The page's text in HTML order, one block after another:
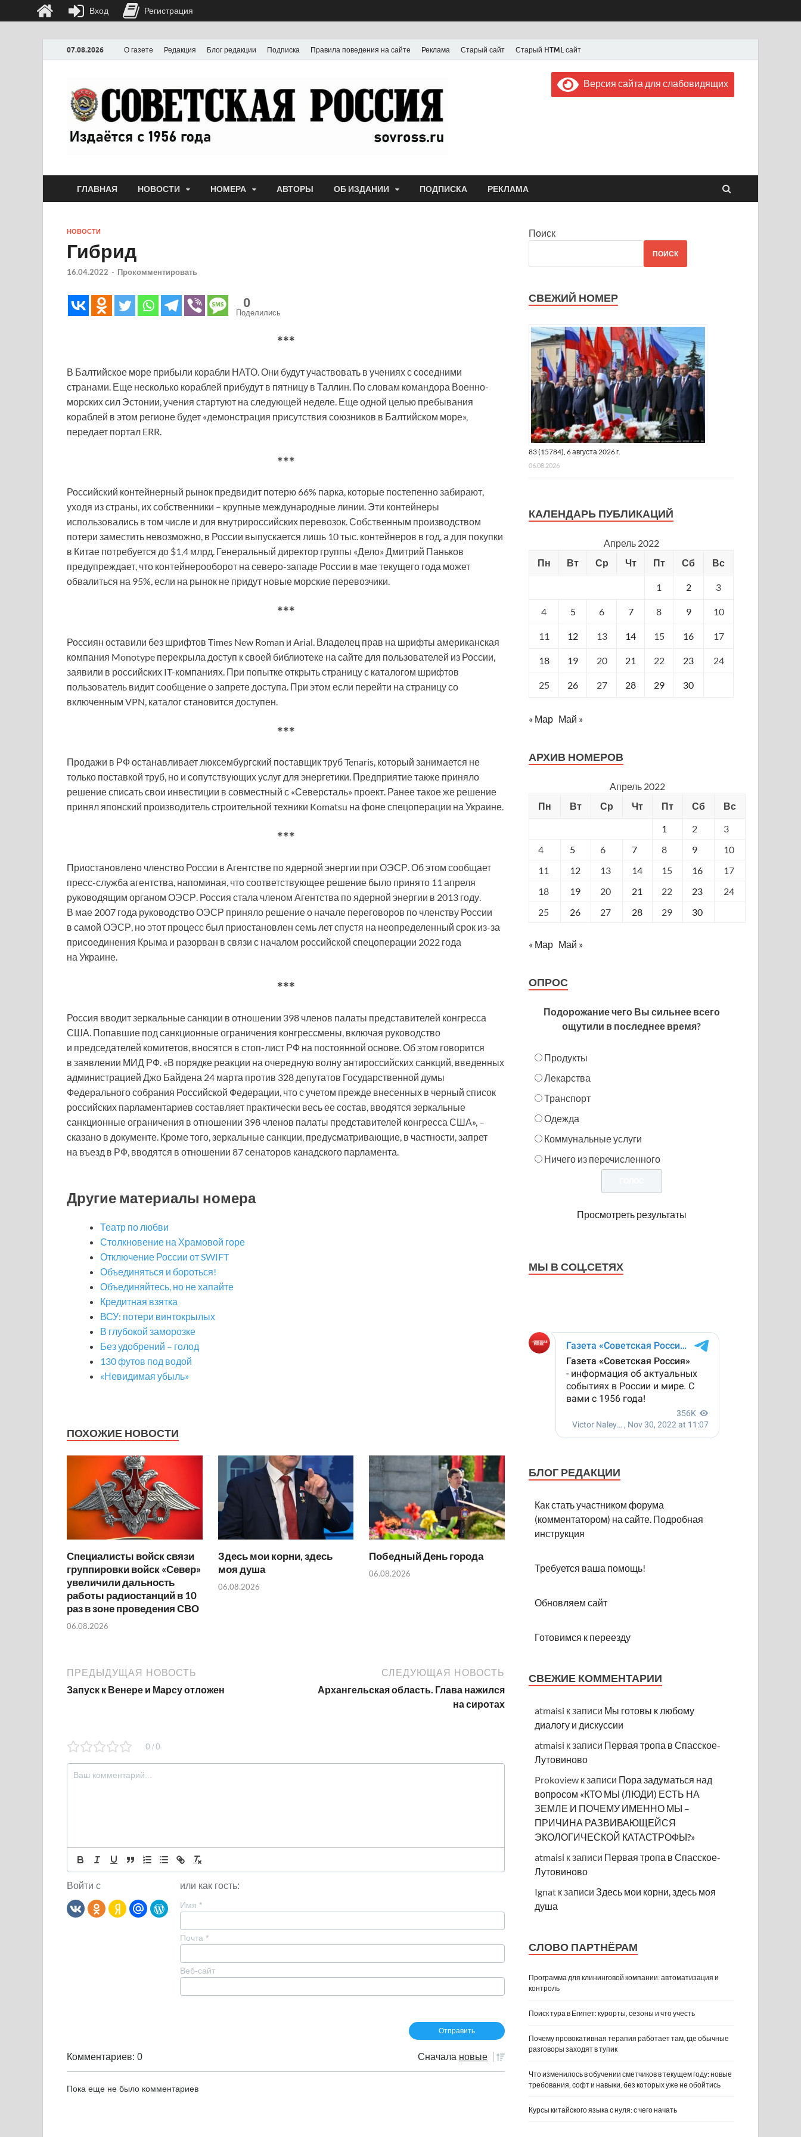
07.08.2026 О газете Редакция Блог редакции Подписка Правила поведения на сайте Реклама Старый сайт Старый HTML сайт
Газета "Советская Россия"
Выпускается с июля 1956 года
Версия сайта для слабовидящих
ГЛАВНАЯ НОВОСТИ НОМЕРА АВТОРЫ ОБ ИЗДАНИИ ПОДПИСКА РЕКЛАМА
НОВОСТИ
Гибрид
16.04.2022 - Прокомментировать
0
Поделились
***
В Балтийское море прибыли корабли НАТО. Они будут участвовать в учениях с соседними
странами. Еще несколько кораблей прибудут в пятницу в Таллин. По словам командора Военно-
морских сил Эстонии, учения стартуют на следующей неделе. Еще одной целью пребывания
кораблей в этом регионе будет «демонстрация присутствия союзников в Балтийском море»,
передает портал ERR.
***
Российский контейнерный рынок предвидит потерю 66% парка, которые постепенно забирают,
уходя из страны, их собственники – крупные международные линии. Эти контейнеры
использовались в том числе и для внутрироссийских перевозок. Собственным производством
потери заместить невозможно, в России выпускается лишь 10 тыс. контейнеров в год, а для покупки
в Китае потребуется до $1,4 млрд. Генеральный директор группы «Дело» Дмитрий Паньков
предупреждает, что контейнерооборот на северо-западе России в мае текущего года может
обвалиться на 95%, если на рынок не придут новые морские перевозчики.
***
Россиян оставили без шрифтов Times New Roman и Arial. Владелец прав на шрифты американская
компания Monotype перекрыла доступ к своей библиотеке на сайте для пользователей из России,
заявили в российских IT-компаниях. При попытке открыть страницу с каталогом шрифтов
пользователь видит сообщение о запрете доступа. При этом если перейти на страницу со
включенным VPN, каталог становится доступен.
***
Продажи в РФ останавливает люксембургский поставщик труб Tenaris, который занимается не
только поставкой труб, но и сопутствующих услуг для энергетики. Предприятие также приняло
решение списать свои инвестиции в совместный с «Северсталь» проект. Ранее такое же решение
принял японский производитель строительной техники Komatsu на фоне спецоперации на Украине.
***
Приостановлено членство России в Агентстве по ядерной энергии при ОЭСР. Об этом сообщает
пресс-служба агентства, напоминая, что соответствующее решение было принято 11 апреля
руководящим органом ОЭСР. Россия стала членом Агентства по ядерной энергии в 2013 году.
В мае 2007 года руководство ОЭСР приняло решение о начале переговоров по членству России
в самой ОЭСР, но этот процесс был приостановлен семь лет спустя на неопределенный срок из-за
присоединения Крыма и разорван в связи с началом российской спецоперации 2022 года
на Украине.
***
Россия вводит зеркальные санкции в отношении 398 членов палаты представителей конгресса
США. Попавшие под санкционные ограничения конгрессмены, включая руководство
и председателей комитетов, вносятся в стоп-лист РФ на постоянной основе. Об этом говорится
в заявлении МИД РФ. «В порядке реакции на очередную волну антироссийских санкций, введенных
администрацией Джо Байдена 24 марта против 328 депутатов Государственной думы
Федерального собрания Российской Федерации, что с учетом прежде внесенных в черный список
российских парламентариев составляет практически весь ее состав, вводятся зеркальные
санкционные ограничения в отношении 398 членов палаты представителей конгресса США», –
сказано в документе. Кроме того, зеркальные санкции, предусматривающие, в частности, запрет
на въезд в РФ, вводятся в отношении 87 сенаторов канадского парламента.
Другие материалы номера
Театр по любви
Столкновение на Храмовой горе
Отключение России от SWIFT
Объединяться и бороться!
Объединяйтесь, но не хапайте
Кредитная взятка
ВСУ: потери винтокрылых
В глубокой заморозке
Без удобрений – голод
130 футов под водой
«Невидимая убыль»
ПОХОЖИЕ НОВОСТИ
Специалисты войск связи
группировки войск «Север»
увеличили дальность
работы радиостанций в 10
раз в зоне проведения СВО
06.08.2026
Здесь мои корни, здесь
моя душа
06.08.2026
Победный День города
06.08.2026
ПРЕДЫДУЩАЯ НОВОСТЬ
Запуск к Венере и Марсу отложен
СЛЕДУЮЩАЯ НОВОСТЬ
Архангельская область. Глава нажился
на сиротах
0 / 0
Войти с или как гость:
Имя *
Почта *
Веб-сайт
Комментариев: 0 Сначала новые
Пока еще не было комментариев
Поиск
ПОИСК
СВЕЖИЙ НОМЕР
83 (15784), 6 августа 2026 г.
06.08.2026
КАЛЕНДАРЬ ПУБЛИКАЦИЙ
Апрель 2022
Пн
Вт Ср Чт Пт Сб Вс
1 2 3
4 5 6 7 8 9 10
11 12 13 14 15 16 17
18 19 20 21 22 23 24
25 26 27 28 29 30
« Мар Май »
АРХИВ НОМЕРОВ
Апрель 2022
Пн
Вт Ср Чт Пт Сб
Вс
1
2
3
4
5 6 7 8 9
10
11
12 13 14 15 16
17
18
19 20 21 22 23
24
25
26 27 28 29 30
« Мар Май »
ОПРОС
Подорожание чего Вы сильнее всего
ощутили в последнее время?
Продукты
Лекарства
Транспорт
Одежда
Коммунальные услуги
Ничего из перечисленного
Просмотреть результаты
МЫ В СОЦ.СЕТЯХ
БЛОГ РЕДАКЦИИ
Как стать участником форума
(комментатором) на сайте. Подробная
инструкция
Требуется ваша помощь!
Обновляем сайт
Готовимся к переезду
СВЕЖИЕ КОММЕНТАРИИ
atmaisi к записи Мы готовы к любому
диалогу и дискуссии
atmaisi к записи Первая тропа в Спасское-
Лутовиново
Prokoview к записи Пора задуматься над
вопросом «КТО МЫ (ЛЮДИ) ЕСТЬ НА
ЗЕМЛЕ И ПОЧЕМУ ИМЕННО МЫ –
ПРИЧИНА РАЗВИВАЮЩЕЙСЯ
ЭКОЛОГИЧЕСКОЙ КАТАСТРОФЫ?»
atmaisi к записи Первая тропа в Спасское-
Лутовиново
Ignat к записи Здесь мои корни, здесь моя
душа
СЛОВО ПАРТНЁРАМ
Программа для клининговой компании: автоматизация и
контроль
Поиск тура в Египет: курорты, сезоны и что учесть
Почему провокативная терапия работает там, где обычные
разговоры заходят в тупик
Что изменилось в обучении сметчиков в текущем году: новые
требования, софт и навыки, без которых уже не обойтись
Курсы китайского языка с нуля: с чего начать
Вход Регистрация